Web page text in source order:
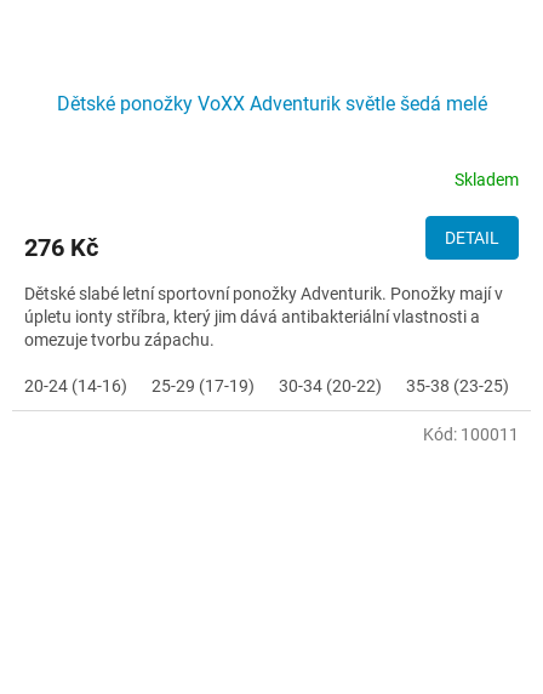
Dětské ponožky VoXX Adventurik světle šedá melé
Skladem
276 Kč DETAIL
Dětské slabé letní sportovní ponožky Adventurik. Ponožky mají v
úpletu ionty stříbra, který jim dává antibakteriální vlastnosti a
omezuje tvorbu zápachu.
20-24 (14-16) 25-29 (17-19) 30-34 (20-22) 35-38 (23-25)
Kód: 100011